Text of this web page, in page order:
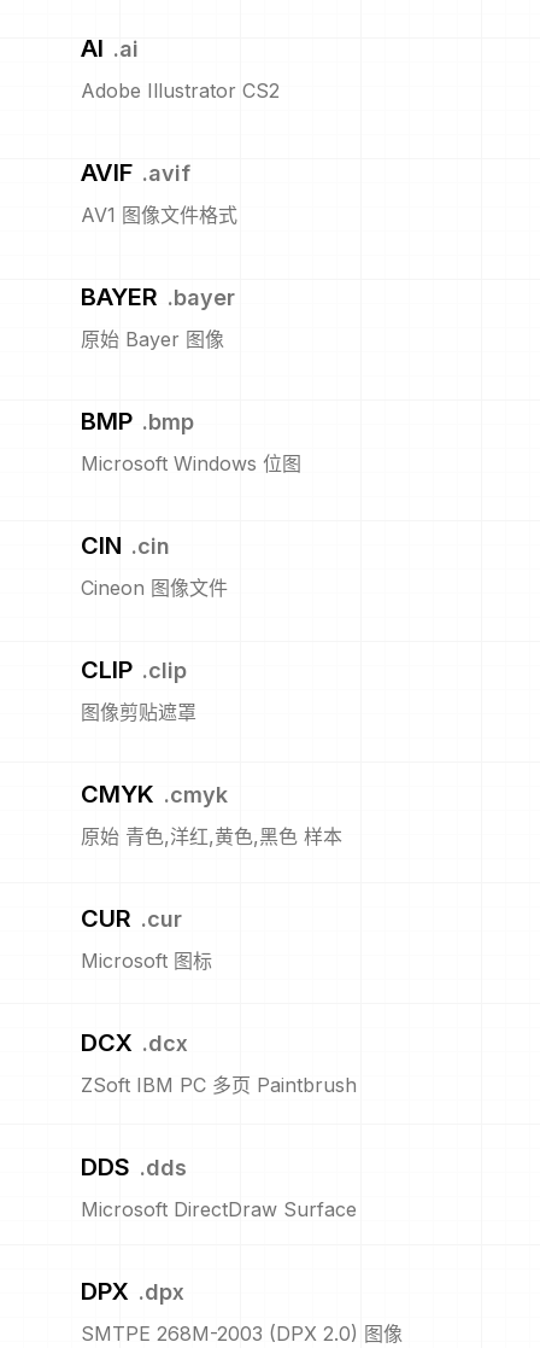
AI .ai
Adobe Illustrator CS2
AVIF .avif
AV1 图像文件格式
BAYER .bayer
原始 Bayer 图像
BMP .bmp
Microsoft Windows 位图
CIN .cin
Cineon 图像文件
CLIP .clip
图像剪贴遮罩
CMYK .cmyk
原始 青色,洋红,黄色,黑色 样本
CUR .cur
Microsoft 图标
DCX .dcx
ZSoft IBM PC 多页 Paintbrush
DDS .dds
Microsoft DirectDraw Surface
DPX .dpx
SMTPE 268M-2003 (DPX 2.0) 图像